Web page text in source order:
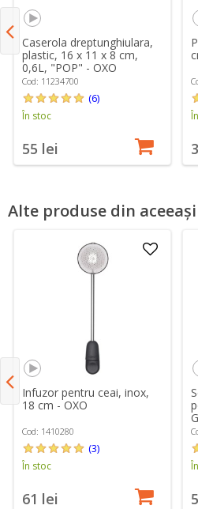
Caserola dreptunghiulara,
plastic, 16 x 11 x 8 cm,
0,6L, "POP" - OXO
Cod: 11234700
(6)
În stoc
55 lei
Alte produse din
Infuzor pentru ceai, inox,
18 cm - OXO
Cod: 1410280
(3)
În stoc
61 lei